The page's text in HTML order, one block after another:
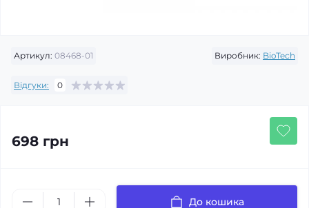
Артикул: 08468-01 Виробник: BioTech
Відгуки: 0
698 грн
До кошика